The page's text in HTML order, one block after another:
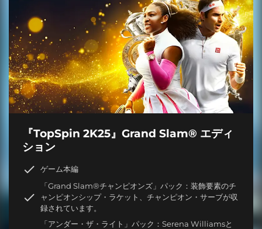
『TopSpin 2K25』Grand Slam® エディ
ション
ゲーム本編
「Grand Slam®チャンピオンズ」パック：装飾要素のチ
ャンピオンシップ・ラケット、チャンピオン・サーブが収
録されています。
「アンダー・ザ・ライト」パック：Serena Williamsと